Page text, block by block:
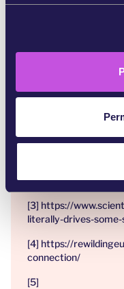
n
que requiere e
nuestras
accidents-involving-
20230412173628-
[2]
-call-to-protect-
deaths-in-five-years
[3] https://
literally-drives-
[4] https://
connection/
[5]